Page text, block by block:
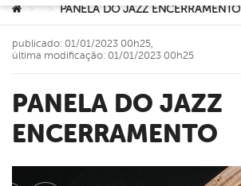
Você está aqui:
> > PANELA DO JAZZ ENCERRAMENTO
PANELA DO JAZZ
ENCERRAMENTO
publicado: 01/01/2023 00h25,
última modificação: 01/01/2023 00h25